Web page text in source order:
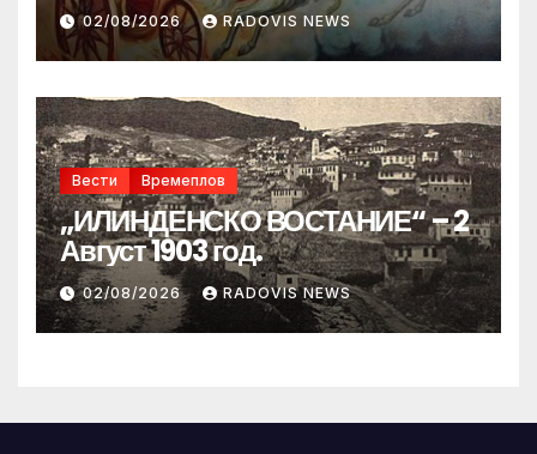
02/08/2026 RADOVIS NEWS
Вести Времеплов
„ИЛИНДЕНСКО ВОСТАНИЕ“ – 2
Август 1903 год.
02/08/2026 RADOVIS NEWS